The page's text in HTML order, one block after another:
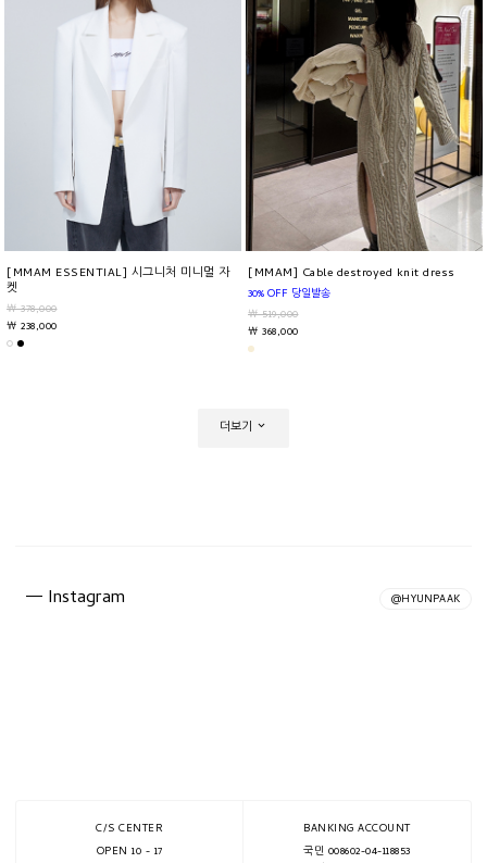
[MMAM ESSENTIAL] 시그니처 미니멀 자
켓
￦ 378,000
￦ 238,000
[MMAM] Cable destroyed knit dress
30% OFF 당일발송
￦ 519,000
￦ 368,000
더보기
Instagram @HYUNPAAK
C/S CENTER
OPEN 10 - 17
BANKING ACCOUNT
국민 008602-04-118853